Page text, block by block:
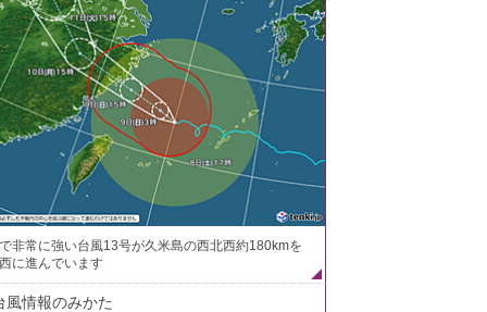
非常に強い台風13号が久米島の西北西約180kmを
に進んでいます
風情報のみかた